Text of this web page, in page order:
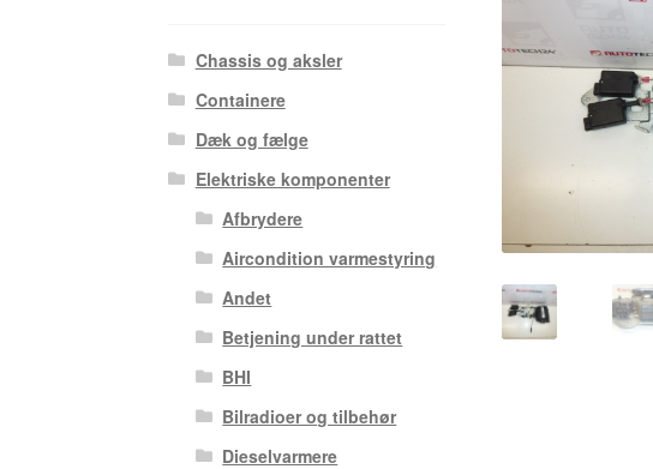
Chassis og aksler
Containere
Dæk og fælge
Elektriske komponenter
Afbrydere
Aircondition varmestyring
Andet
Betjening under rattet
BHI
Bilradioer og tilbehør
Dieselvarmere